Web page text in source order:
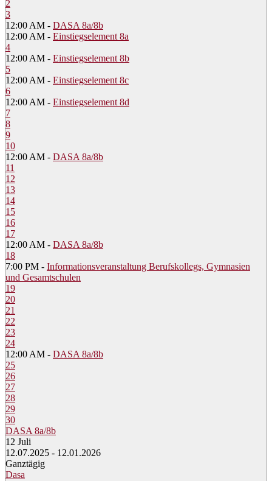
2
3
12:00 AM - DASA 8a/8b
12:00 AM - Einstiegselement 8a
4
12:00 AM - Einstiegselement 8b
5
12:00 AM - Einstiegselement 8c
6
12:00 AM - Einstiegselement 8d
7
8
9
10
12:00 AM - DASA 8a/8b
11
12
13
14
15
16
17
12:00 AM - DASA 8a/8b
18
7:00 PM - Informationsveranstaltung Berufskollegs, Gymnasien
und Gesamtschulen
19
20
21
22
23
24
12:00 AM - DASA 8a/8b
25
26
27
28
29
30
DASA 8a/8b
12 Juli
12.07.2025 - 12.01.2026
Ganztägig
Dasa